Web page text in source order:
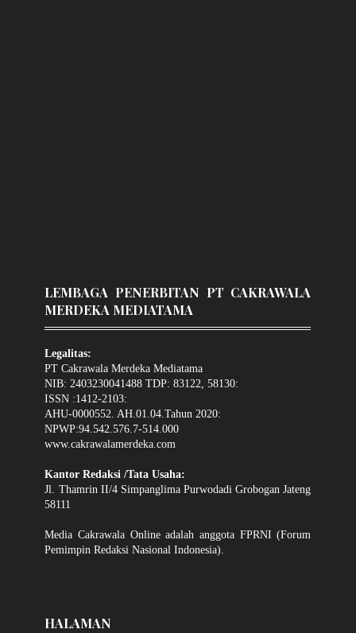
LEMBAGA PENERBITAN PT CAKRAWALA
MERDEKA MEDIATAMA
Legalitas:
PT Cakrawala Merdeka Mediatama
NIB: 2403230041488 TDP: 83122, 58130:
ISSN :1412-2103:
AHU-0000552. AH.01.04.Tahun 2020:
NPWP:94.542.576.7-514.000
www.cakrawalamerdeka.com
Kantor Redaksi /Tata Usaha:
Jl. Thamrin II/4 Simpanglima Purwodadi Grobogan Jateng
58111
Media Cakrawala Online adalah anggota FPRNI (Forum
Pemimpin Redaksi Nasional Indonesia).
HALAMAN